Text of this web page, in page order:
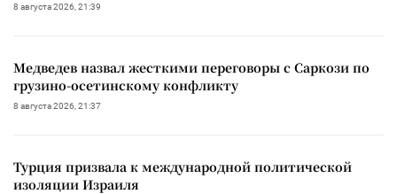
8 августа 2026, 21:39
Медведев назвал жесткими переговоры с Саркози по
грузино-осетинскому конфликту
8 августа 2026, 21:37
Турция призвала к международной политической
изоляции Израиля